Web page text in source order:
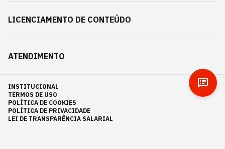
LICENCIAMENTO DE CONTEÚDO
ATENDIMENTO
INSTITUCIONAL
TERMOS DE USO
POLÍTICA DE COOKIES
POLÍTICA DE PRIVACIDADE
LEI DE TRANSPARÊNCIA SALARIAL